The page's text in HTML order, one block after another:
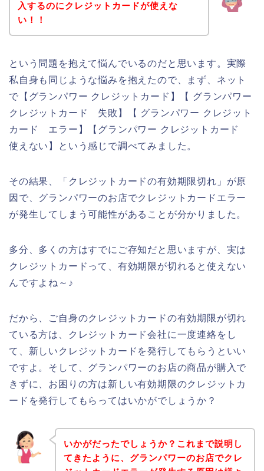
入するのにクレジットカードが使えな
い！！
という問題を抱えて悩んでいるのだと思います。実際
私自身も同じような悩みを抱えたので、まず、ネット
で【グランパワー クレジットカード】【 グランパワー
クレジットカード 失敗】【 グランパワー クレジット
カード エラー】【グランパワー クレジットカード
使えない】という感じで調べてみました。
その結果、「クレジットカードの有効期限切れ」が原
因で、グランパワーのお店でクレジットカードエラー
が発生してしまう可能性があることが分かりました。
多分、多くの方はすでにご存知だと思いますが、実は
クレジットカードって、有効期限が切れると使えない
んですよね～♪
だから、ご自身のクレジットカードの有効期限が切れ
ている方は、クレジットカード会社に一度連絡をし
て、新しいクレジットカードを発行してもらうといい
ですよ。そして、グランパワーのお店の商品が購入で
きずに、お困りの方は新しい有効期限のクレジットカ
ードを発行してもらってはいかがでしょうか？
いかがだったでしょうか？これまで説明し
てきたように、グランパワーのお店でクレ